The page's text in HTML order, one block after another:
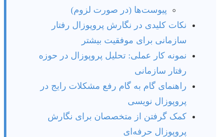
پیوست‌ها (در صورت لزوم)
نکات کلیدی در نگارش پروپوزال رفتار
سازمانی برای موفقیت بیشتر
نمونه کار عملی: تحلیل پروپوزال در حوزه
رفتار سازمانی
راهنمای گام به گام رفع مشکلات رایج در
پروپوزال نویسی
کمک گرفتن از متخصصان برای نگارش
پروپوزال حرفه‌ای